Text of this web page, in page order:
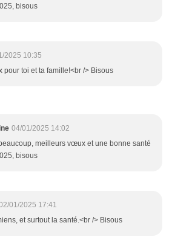
bisous
2025 10:35
pour toi et ta famille!<br /> Bisous
04/01/2025 14:02
meilleurs vœux et une bonne santé
bisous
01/2025 17:41
et surtout la santé.<br /> Bisous